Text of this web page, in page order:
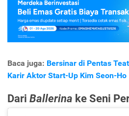
Baca juga: Bersinar di Pentas
Karir Aktor Start-Up Kim Seon-Ho
Dari Ballerina ke Seni